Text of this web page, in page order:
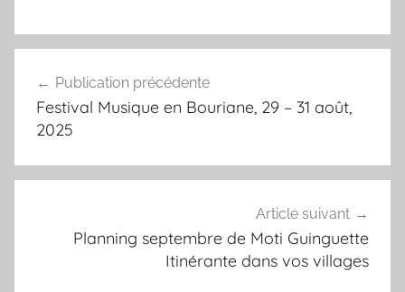
de
l’article
Publication précédente
Festival Musique en Bouriane, 29 – 31 août,
2025
Article suivant
Planning septembre de Moti Guinguette
Itinérante dans vos villages